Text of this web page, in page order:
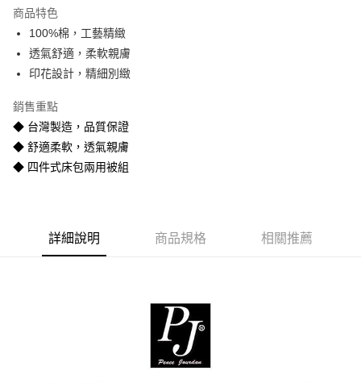
街口支付
悠遊付
全盈+PAY
AFTEE先享後付
相關說明
１．簡單：不需註冊會員、不需綁卡、不需儲值。
２．便利：只要手機號碼，簡訊認證，即可結帳。
３．安心：先確認商品／服務後，再付款。
１．於結帳方式選擇「AFTEE先享後付」後，將跳轉至「AFTEE先享後付」
結帳頁面，進行簡訊認證並確認金額後，即可完成結帳。
２．訂單成立數日內，您將收到繳費通知簡訊。
３．收到繳費通知簡訊後14天內，點擊此簡訊中的連結，可透過四大超商／
ATM／網路銀行／等多元方式進行付款，方視為交易完成。
運送方式
商品特色
100%棉，工藝精緻
透氣舒適，柔軟親膚
印花設計，精細別緻
銷售重點
◆ 台灣製造，品質保證
◆ 舒適柔軟，透氣親膚
◆ 四件式床包兩用被組
詳細說明 商品規格 相關推薦